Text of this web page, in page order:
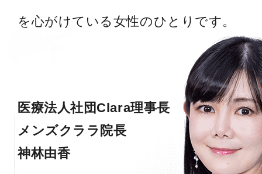
を心がけている女性のひとりです。
医療法人社団Clara理事長
メンズクララ院長
神林由香